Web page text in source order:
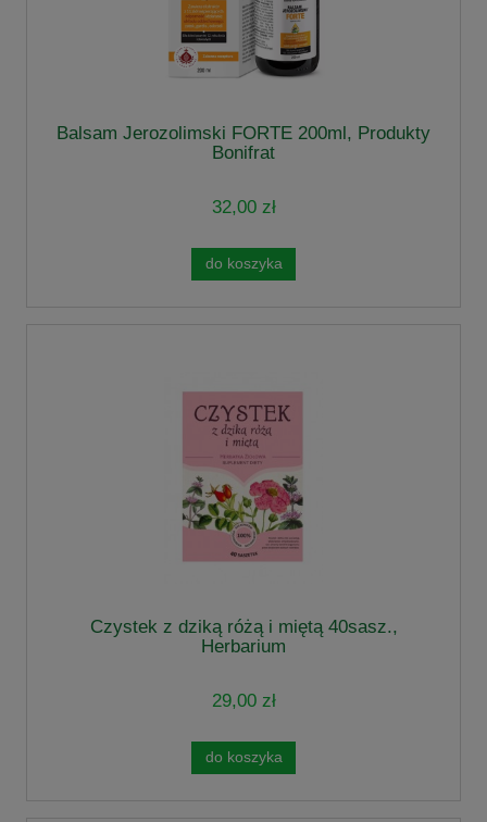
Balsam Jerozolimski FORTE 200ml, Produkty
Bonifrat
32,00 zł
do koszyka
Czystek z dziką różą i miętą 40sasz.,
Herbarium
29,00 zł
do koszyka